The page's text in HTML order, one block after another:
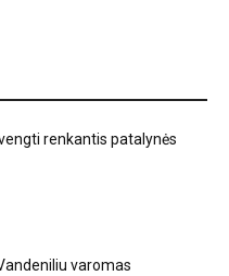
renkantis patalynės
varomas